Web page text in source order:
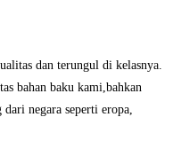
dan terungul di kelasnya.
bahan baku kami,bahkan
negara seperti eropa,